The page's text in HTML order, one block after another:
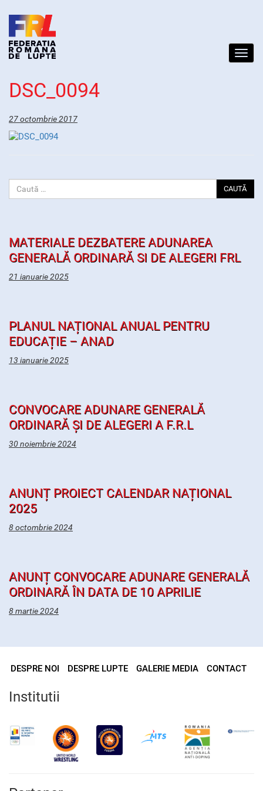
DSC_0094
27 octombrie 2017
CAUTĂ
MATERIALE DEZBATERE ADUNAREA
GENERALĂ ORDINARĂ SI DE ALEGERI FRL
21 ianuarie 2025
PLANUL NAȚIONAL ANUAL PENTRU
EDUCAȚIE – ANAD
13 ianuarie 2025
CONVOCARE ADUNARE GENERALĂ
ORDINARĂ ȘI DE ALEGERI A F.R.L
30 noiembrie 2024
ANUNȚ PROIECT CALENDAR NAȚIONAL
2025
8 octombrie 2024
ANUNȚ CONVOCARE ADUNARE GENERALĂ
ORDINARĂ ÎN DATA DE 10 APRILIE
8 martie 2024
DESPRE NOI DESPRE LUPTE GALERIE MEDIA CONTACT
Institutii